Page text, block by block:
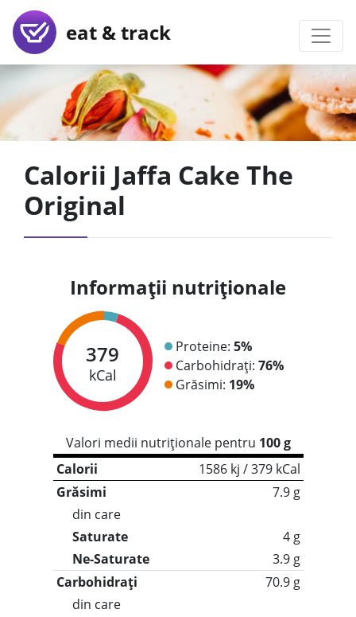
eat & track
Calorii Jaffa Cake The
Original
Informații nutriționale
379
kCal
Proteine: 5%
Carbohidrați: 76%
Grăsimi: 19%
Valori medii nutriționale pentru 100 g
Calorii
1586 kj / 379 kCal
Grăsimi
7.9 g
din care
Saturate
4 g
Ne-Saturate
3.9 g
Carbohidrați
70.9 g
din care